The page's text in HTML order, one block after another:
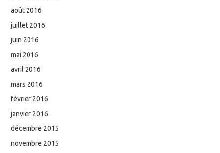
août 2016
juillet 2016
juin 2016
mai 2016
avril 2016
mars 2016
février 2016
janvier 2016
décembre 2015
novembre 2015